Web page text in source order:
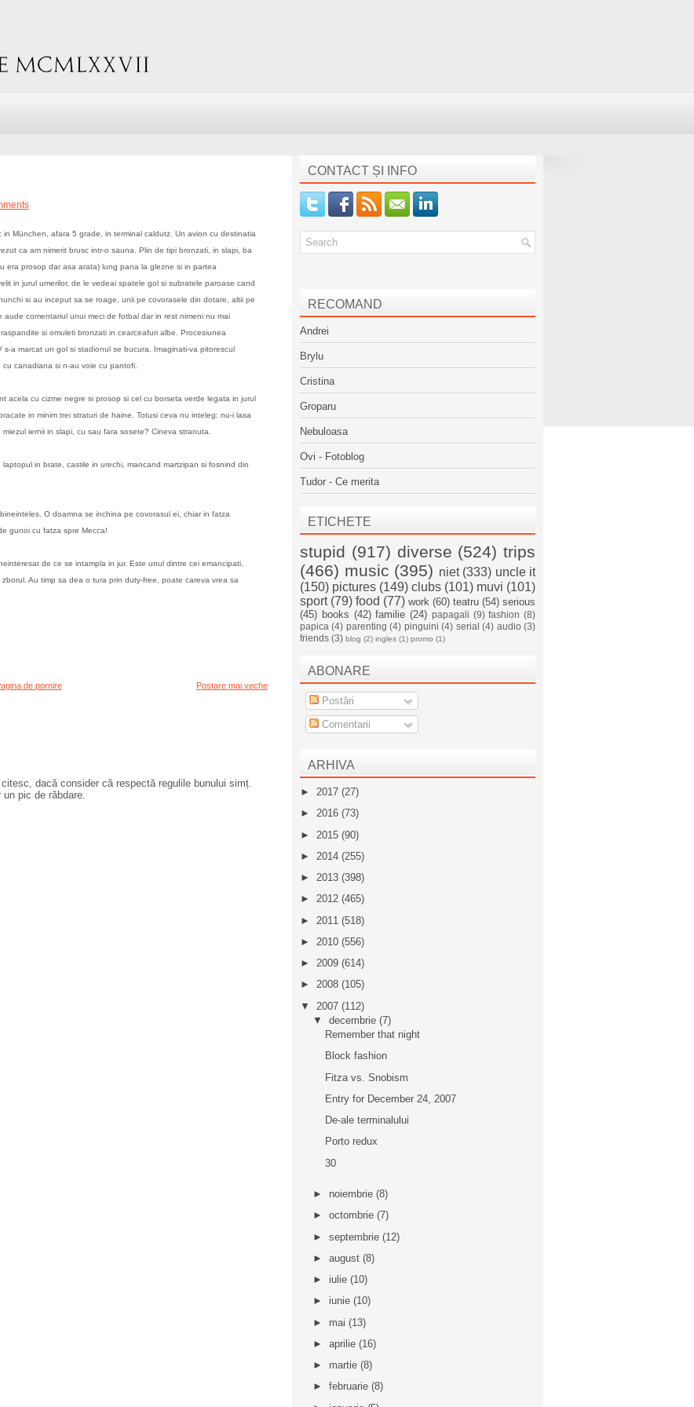
München, afara 5 grade, in terminal caldutz. Un avion cu destinatia
ca am nimerit brusc intr-o sauna. Plin de tipi bronzati, in slapi, ba
era prosop dar asa arata) lung pana la glezne si in partea
in jurul umerilor, de le vedeai spatele gol si subratele paroase cand
si au inceput sa se roage, unii pe covorasele din dotare, altii pe
comentariul unui meci de fotbal dar in rest nimeni nu mai
si omuleti bronzati in cearceafuri albe. Procesiunea
a marcat un gol si stadionul se bucura. Imaginati-va pitorescul
canadiana si n-au voie cu pantofi.
acela cu cizme negre si prosop si cel cu borseta verde legata in jurul
in minim trei straturi de haine. Totusi ceva nu inteleg: nu-i lasa
iernii in slapi, cu sau fara sosete? Cineva stranuta.
in brate, castile in urechi, mancand martzipan si fosnind din
O doamna se inchina pe covorasul ei, chiar in fatza
gunoi cu fatza spre Mecca!
de ce se intampla in jur. Este unul dintre cei emancipati,
Au timp sa dea o tura prin duty-free, poate careva vrea sa
Postare mai veche
de pornire
dacă consider că respectă regulile bunului simț.
pic de răbdare.
CONTACT ȘI INFO
RECOMAND
Andrei
Brylu
Cristina
Groparu
Nebuloasa
Ovi - Fotoblog
Tudor - Ce merita
ETICHETE
stupid (917) diverse (524) trips
(466) music (395) niet (333) uncle it
(150) pictures (149) clubs (101) muvi (101)
sport (79) food (77) work (60) teatru (54) serious
(45) books (42) familie (24) papagali (9) fashion (8)
papica (4) parenting (4) pinguini (4) serial (4) audio (3)
friends (3) blog (2) ingles (1) promo (1)
ABONARE
Postări
Comentarii
ARHIVA
► 2017 (27)
► 2016 (73)
► 2015 (90)
► 2014 (255)
► 2013 (398)
► 2012 (465)
► 2011 (518)
► 2010 (556)
► 2009 (614)
► 2008 (105)
▼ 2007 (112)
▼ decembrie (7)
Remember that night
Block fashion
Fitza vs. Snobism
Entry for December 24, 2007
De-ale terminalului
Porto redux
30
► noiembrie (8)
► octombrie (7)
► septembrie (12)
► august (8)
► iulie (10)
► iunie (10)
► mai (13)
► aprilie (16)
► martie (8)
► februarie (8)